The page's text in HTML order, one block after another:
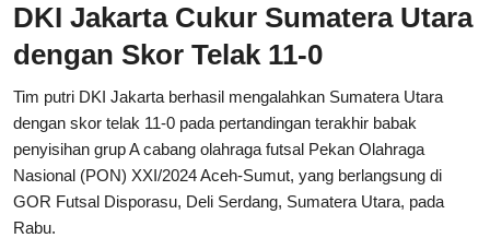
Sportainment
Total Sports
Contact
Pedoman Media Siber
DKI Jakarta Cukur Sumatera Utara
dengan Skor Telak 11-0
Tim putri DKI Jakarta berhasil mengalahkan Sumatera Utara
dengan skor telak 11-0 pada pertandingan terakhir babak
penyisihan grup A cabang olahraga futsal Pekan Olahraga
Nasional (PON) XXI/2024 Aceh-Sumut, yang berlangsung di
GOR Futsal Disporasu, Deli Serdang, Sumatera Utara, pada
Rabu.